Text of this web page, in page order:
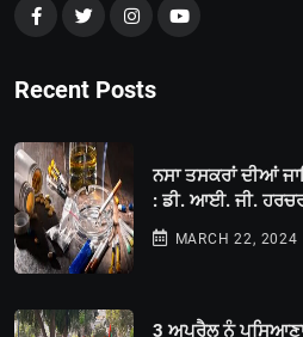
Recent Posts
ਨਸਾ ਤਸਕਰਾਂ ਦੀਆਂ
: ਡੀ. ਆਈ. ਜੀ.
MARCH 22, 2024
3 ਅਪ੍ਰੈਲ ਨੂੰ ਪਸਿਆਣਾ